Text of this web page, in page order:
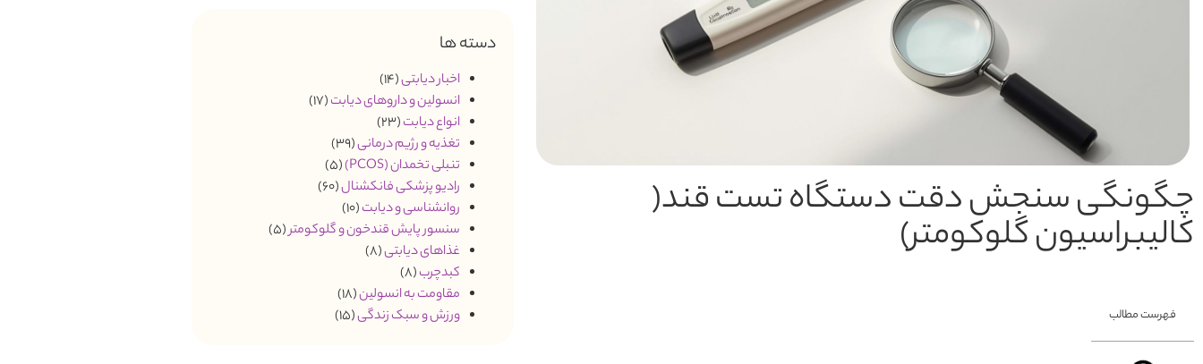
چگونگی سنجش دقت دستگاه تست قند(
کالیبراسیون گلوکومتر)
فهرست مطالب
دسته ها
اخبار دیابتی(14)
انسولین و داروهای دیابت(17)
انواع دیابت(23)
تغذیه و رژیم درمانی(39)
تنبلی تخمدان (PCOS)
(5)
رادیو پزشکی فانکشنال(60)
روانشناسی و دیابت(10)
سنسور پایش قندخون و گلوکومتر(5)
غذاهای دیابتی(8)
کبدچرب(8)
مقاومت به انسولین(18)
ورزش و سبک زندگی(15)